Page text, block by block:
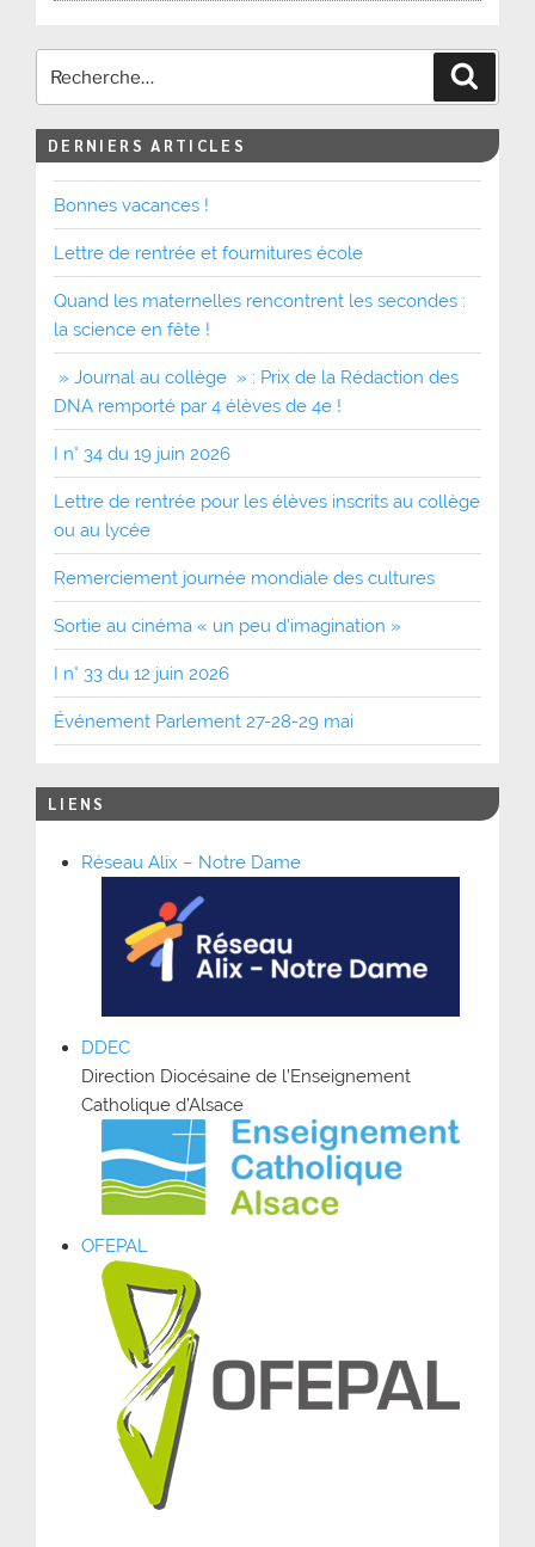
DERNIERS ARTICLES
Bonnes vacances !
Lettre de rentrée et fournitures école
Quand les maternelles rencontrent les secondes :
la science en fête !
» Journal au collège » : Prix de la Rédaction des
DNA remporté par 4 élèves de 4e !
I n° 34 du 19 juin 2026
Lettre de rentrée pour les élèves inscrits au collège
ou au lycée
Remerciement journée mondiale des cultures
Sortie au cinéma « un peu d’imagination »
I n° 33 du 12 juin 2026
Événement Parlement 27-28-29 mai
LIENS
Réseau Alix – Notre Dame
DDEC
Direction Diocésaine de l’Enseignement
Catholique d’Alsace
OFEPAL